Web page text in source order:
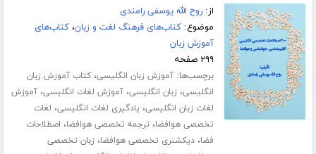
از:روح الله یوسفی رامندی
موضوع:کتاب‌های فرهنگ لغت و زبان،کتاب‌های
آموزش زبان
۲۹۹ صفحه
برچسب‌ها:آموزش زبان انگلیسی،کتاب آموزش زبان
انگلیسی، زبان انگلیسی،آموزش لغات انگلیسی،آموزش
لغات زبان انگلیسی، یادگیری لغات انگلیسی، لغات
تخصصی هوافضا، ترجمه تخصصی هوافضا، اصطلاحات
فضا،دیکشنری تخصصی هوافضا، زبان تخصصی